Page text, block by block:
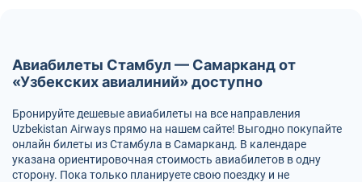
Авиабилеты Стамбул — Самарканд от
«Узбекских авиалиний» доступно
Бронируйте дешевые авиабилеты на все направления
Uzbekistan Airways прямо на нашем сайте! Выгодно покупайте
онлайн билеты из Стамбула в Самарканд. В календаре
указана ориентировочная стоимость авиабилетов в одну
сторону. Пока только планируете свою поездку и не